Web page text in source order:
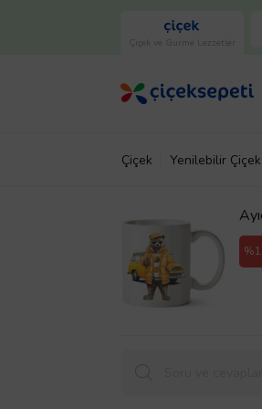
Çiçek ve Gurme Lezzetler
Çiçek Yenilebilir Çiçek